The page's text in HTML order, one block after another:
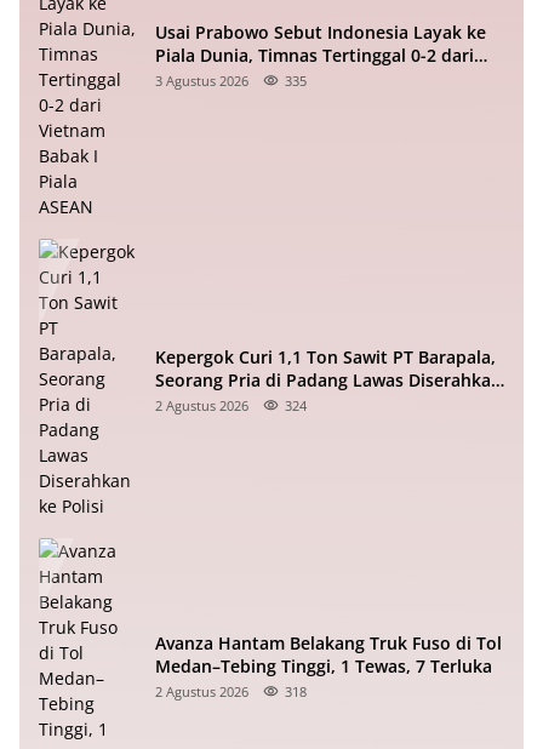
Usai Prabowo Sebut Indonesia Layak ke
Piala Dunia, Timnas Tertinggal 0-2 dari
Vietnam Babak I Piala ASEAN
3 Agustus 2026 335
Kepergok Curi 1,1 Ton Sawit PT Barapala,
Seorang Pria di Padang Lawas Diserahkan
ke Polisi
2 Agustus 2026 324
Avanza Hantam Belakang Truk Fuso di Tol
Medan–Tebing Tinggi, 1 Tewas, 7 Terluka
2 Agustus 2026 318